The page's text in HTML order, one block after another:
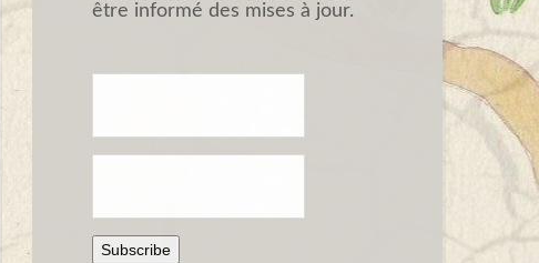
être informé des mises à jour.